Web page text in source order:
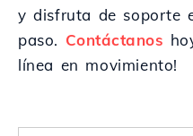
y disfruta de soporte
paso. Contáctanos
línea en movimiento!